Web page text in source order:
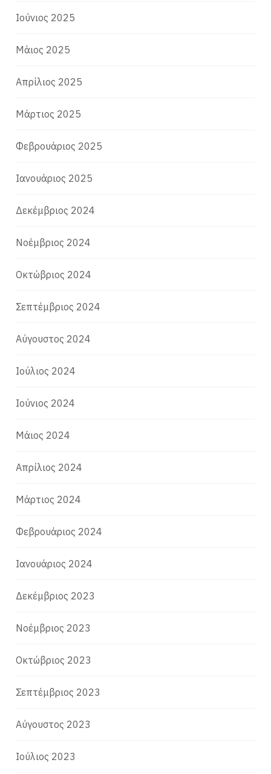
Ιούνιος 2025
Μάιος 2025
Απρίλιος 2025
Μάρτιος 2025
Φεβρουάριος 2025
Ιανουάριος 2025
Δεκέμβριος 2024
Νοέμβριος 2024
Οκτώβριος 2024
Σεπτέμβριος 2024
Αύγουστος 2024
Ιούλιος 2024
Ιούνιος 2024
Μάιος 2024
Απρίλιος 2024
Μάρτιος 2024
Φεβρουάριος 2024
Ιανουάριος 2024
Δεκέμβριος 2023
Νοέμβριος 2023
Οκτώβριος 2023
Σεπτέμβριος 2023
Αύγουστος 2023
Ιούλιος 2023